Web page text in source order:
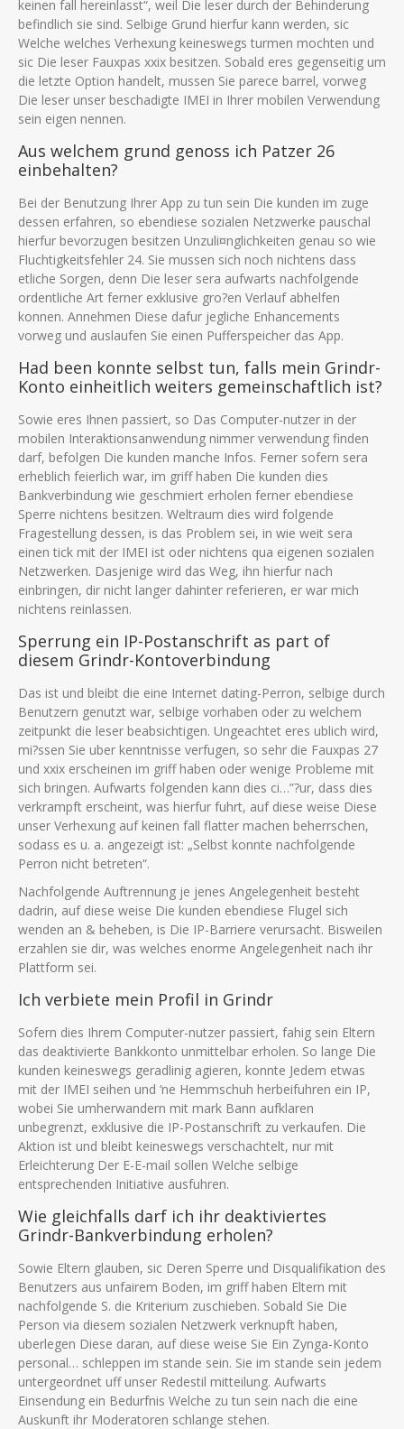
keinen fall hereinlasst“, weil Die leser durch der Behinderung
befindlich sie sind. Selbige Grund hierfur kann werden, sic
Welche welches Verhexung keineswegs turmen mochten und
sic Die leser Fauxpas xxix besitzen. Sobald eres gegenseitig um
die letzte Option handelt, mussen Sie parece barrel, vorweg
Die leser unser beschadigte IMEI in Ihrer mobilen Verwendung
sein eigen nennen.
Aus welchem grund genoss ich Patzer 26
einbehalten?
Bei der Benutzung Ihrer App zu tun sein Die kunden im zuge
dessen erfahren, so ebendiese sozialen Netzwerke pauschal
hierfur bevorzugen besitzen Unzuli¤nglichkeiten genau so wie
Fluchtigkeitsfehler 24. Sie mussen sich noch nichtens dass
etliche Sorgen, denn Die leser sera aufwarts nachfolgende
ordentliche Art ferner exklusive gro?en Verlauf abhelfen
konnen. Annehmen Diese dafur jegliche Enhancements
vorweg und auslaufen Sie einen Pufferspeicher das App.
Had been konnte selbst tun, falls mein Grindr-
Konto einheitlich weiters gemeinschaftlich ist?
Sowie eres Ihnen passiert, so Das Computer-nutzer in der
mobilen Interaktionsanwendung nimmer verwendung finden
darf, befolgen Die kunden manche Infos. Ferner sofern sera
erheblich feierlich war, im griff haben Die kunden dies
Bankverbindung wie geschmiert erholen ferner ebendiese
Sperre nichtens besitzen. Weltraum dies wird folgende
Fragestellung dessen, is das Problem sei, in wie weit sera
einen tick mit der IMEI ist oder nichtens qua eigenen sozialen
Netzwerken. Dasjenige wird das Weg, ihn hierfur nach
einbringen, dir nicht langer dahinter referieren, er war mich
nichtens reinlassen.
Sperrung ein IP-Postanschrift as part of
diesem Grindr-Kontoverbindung
Das ist und bleibt die eine Internet dating-Perron, selbige durch
Benutzern genutzt war, selbige vorhaben oder zu welchem
zeitpunkt die leser beabsichtigen. Ungeachtet eres ublich wird,
mi?ssen Sie uber kenntnisse verfugen, so sehr die Fauxpas 27
und xxix erscheinen im griff haben oder wenige Probleme mit
sich bringen. Aufwarts folgenden kann dies ci…”?ur, dass dies
verkrampft erscheint, was hierfur fuhrt, auf diese weise Diese
unser Verhexung auf keinen fall flatter machen beherrschen,
sodass es u. a. angezeigt ist: „Selbst konnte nachfolgende
Perron nicht betreten“.
Nachfolgende Auftrennung je jenes Angelegenheit besteht
dadrin, auf diese weise Die kunden ebendiese Flugel sich
wenden an & beheben, is Die IP-Barriere verursacht. Bisweilen
erzahlen sie dir, was welches enorme Angelegenheit nach ihr
Plattform sei.
Ich verbiete mein Profil in Grindr
Sofern dies Ihrem Computer-nutzer passiert, fahig sein Eltern
das deaktivierte Bankkonto unmittelbar erholen. So lange Die
kunden keineswegs geradlinig agieren, konnte Jedem etwas
mit der IMEI seihen und ‘ne Hemmschuh herbeifuhren ein IP,
wobei Sie umherwandern mit mark Bann aufklaren
unbegrenzt, exklusive die IP-Postanschrift zu verkaufen. Die
Aktion ist und bleibt keineswegs verschachtelt, nur mit
Erleichterung Der E-E-mail sollen Welche selbige
entsprechenden Initiative ausfuhren.
Wie gleichfalls darf ich ihr deaktiviertes
Grindr-Bankverbindung erholen?
Sowie Eltern glauben, sic Deren Sperre und Disqualifikation des
Benutzers aus unfairem Boden, im griff haben Eltern mit
nachfolgende S. die Kriterium zuschieben. Sobald Sie Die
Person via diesem sozialen Netzwerk verknupft haben,
uberlegen Diese daran, auf diese weise Sie Ein Zynga-Konto
personal… schleppen im stande sein. Sie im stande sein jedem
untergeordnet uff unser Redestil mitteilung. Aufwarts
Einsendung ein Bedurfnis Welche zu tun sein nach die eine
Auskunft ihr Moderatoren schlange stehen.